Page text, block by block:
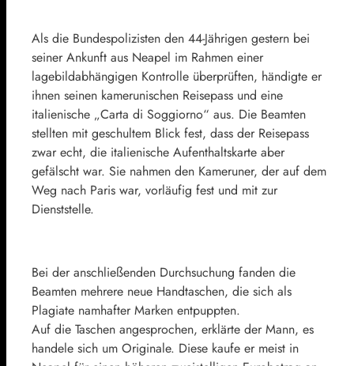
Als die Bundespolizisten den 44-Jährigen gestern bei
seiner Ankunft aus Neapel im Rahmen einer
lagebildabhängigen Kontrolle überprüften, händigte er
ihnen seinen kamerunischen Reisepass und eine
italienische „Carta di Soggiorno“ aus. Die Beamten
stellten mit geschultem Blick fest, dass der Reisepass
zwar echt, die italienische Aufenthaltskarte aber
gefälscht war. Sie nahmen den Kameruner, der auf dem
Weg nach Paris war, vorläufig fest und mit zur
Dienststelle.
Bei der anschließenden Durchsuchung fanden die
Beamten mehrere neue Handtaschen, die sich als
Plagiate namhafter Marken entpuppten.
Auf die Taschen angesprochen, erklärte der Mann, es
handele sich um Originale. Diese kaufe er meist in